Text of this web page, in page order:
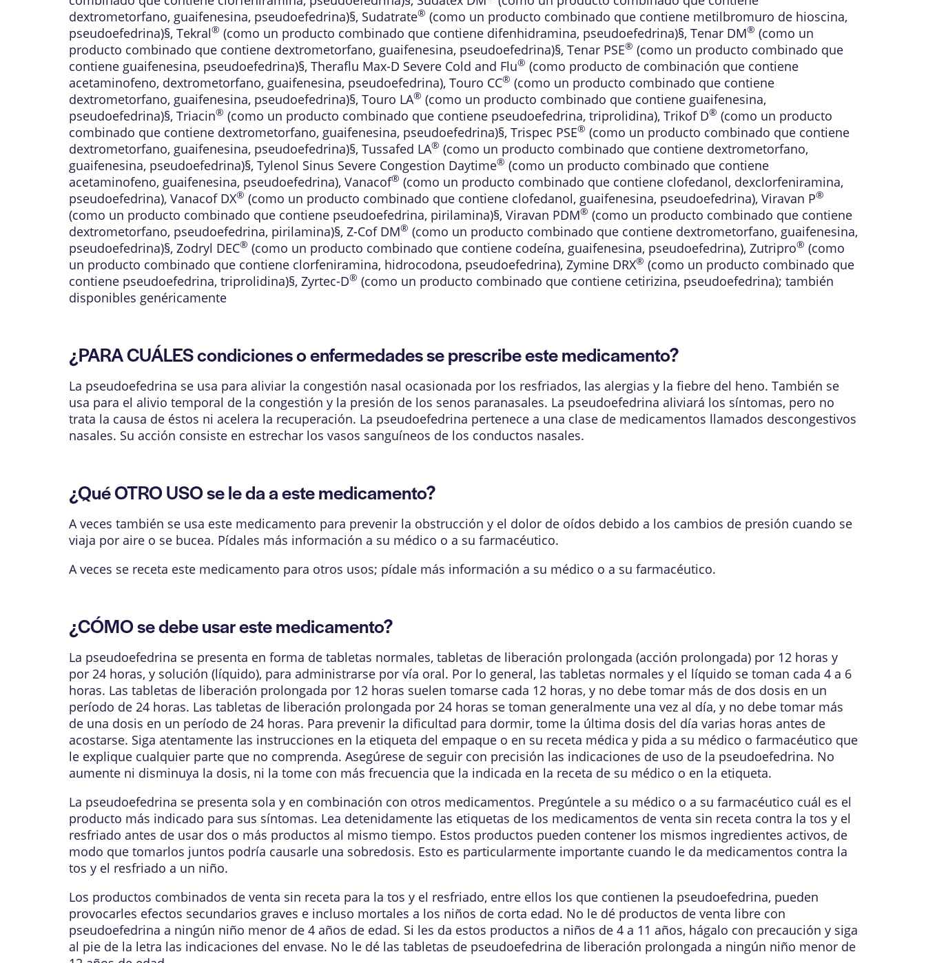
dextrometorfano, guaifenesina, pseudoefedrina)§, Sudatrate® (como un producto combinado que contiene metilbromuro de hioscina,
pseudoefedrina)§, Tekral® (como un producto combinado que contiene difenhidramina, pseudoefedrina)§, Tenar DM® (como un
producto combinado que contiene dextrometorfano, guaifenesina, pseudoefedrina)§, Tenar PSE® (como un producto combinado que
contiene guaifenesina, pseudoefedrina)§, Theraflu Max-D Severe Cold and Flu® (como producto de combinación que contiene
acetaminofeno, dextrometorfano, guaifenesina, pseudoefedrina), Touro CC® (como un producto combinado que contiene
dextrometorfano, guaifenesina, pseudoefedrina)§, Touro LA® (como un producto combinado que contiene guaifenesina,
pseudoefedrina)§, Triacin® (como un producto combinado que contiene pseudoefedrina, triprolidina), Trikof D® (como un producto
combinado que contiene dextrometorfano, guaifenesina, pseudoefedrina)§, Trispec PSE® (como un producto combinado que contiene
dextrometorfano, guaifenesina, pseudoefedrina)§, Tussafed LA® (como un producto combinado que contiene dextrometorfano,
guaifenesina, pseudoefedrina)§, Tylenol Sinus Severe Congestion Daytime® (como un producto combinado que contiene
acetaminofeno, guaifenesina, pseudoefedrina), Vanacof® (como un producto combinado que contiene clofedanol, dexclorfeniramina,
pseudoefedrina), Vanacof DX® (como un producto combinado que contiene clofedanol, guaifenesina, pseudoefedrina), Viravan P®
(como un producto combinado que contiene pseudoefedrina, pirilamina)§, Viravan PDM® (como un producto combinado que contiene
dextrometorfano, pseudoefedrina, pirilamina)§, Z-Cof DM® (como un producto combinado que contiene dextrometorfano, guaifenesina,
pseudoefedrina)§, Zodryl DEC® (como un producto combinado que contiene codeína, guaifenesina, pseudoefedrina), Zutripro® (como
un producto combinado que contiene clorfeniramina, hidrocodona, pseudoefedrina), Zymine DRX® (como un producto combinado que
contiene pseudoefedrina, triprolidina)§, Zyrtec-D® (como un producto combinado que contiene cetirizina, pseudoefedrina); también
disponibles genéricamente
¿PARA CUÁLES condiciones o enfermedades se prescribe este medicamento?
La pseudoefedrina se usa para aliviar la congestión nasal ocasionada por los resfriados, las alergias y la fiebre del heno. También se
usa para el alivio temporal de la congestión y la presión de los senos paranasales. La pseudoefedrina aliviará los síntomas, pero no
trata la causa de éstos ni acelera la recuperación. La pseudoefedrina pertenece a una clase de medicamentos llamados descongestivos
nasales. Su acción consiste en estrechar los vasos sanguíneos de los conductos nasales.
¿Qué OTRO USO se le da a este medicamento?
A veces también se usa este medicamento para prevenir la obstrucción y el dolor de oídos debido a los cambios de presión cuando se
viaja por aire o se bucea. Pídales más información a su médico o a su farmacéutico.
A veces se receta este medicamento para otros usos; pídale más información a su médico o a su farmacéutico.
¿CÓMO se debe usar este medicamento?
La pseudoefedrina se presenta en forma de tabletas normales, tabletas de liberación prolongada (acción prolongada) por 12 horas y
por 24 horas, y solución (líquido), para administrarse por vía oral. Por lo general, las tabletas normales y el líquido se toman cada 4 a 6
horas. Las tabletas de liberación prolongada por 12 horas suelen tomarse cada 12 horas, y no debe tomar más de dos dosis en un
período de 24 horas. Las tabletas de liberación prolongada por 24 horas se toman generalmente una vez al día, y no debe tomar más
de una dosis en un período de 24 horas. Para prevenir la dificultad para dormir, tome la última dosis del día varias horas antes de
acostarse. Siga atentamente las instrucciones en la etiqueta del empaque o en su receta médica y pida a su médico o farmacéutico que
le explique cualquier parte que no comprenda. Asegúrese de seguir con precisión las indicaciones de uso de la pseudoefedrina. No
aumente ni disminuya la dosis, ni la tome con más frecuencia que la indicada en la receta de su médico o en la etiqueta.
La pseudoefedrina se presenta sola y en combinación con otros medicamentos. Pregúntele a su médico o a su farmacéutico cuál es el
producto más indicado para sus síntomas. Lea detenidamente las etiquetas de los medicamentos de venta sin receta contra la tos y el
resfriado antes de usar dos o más productos al mismo tiempo. Estos productos pueden contener los mismos ingredientes activos, de
modo que tomarlos juntos podría causarle una sobredosis. Esto es particularmente importante cuando le da medicamentos contra la
tos y el resfriado a un niño.
Los productos combinados de venta sin receta para la tos y el resfriado, entre ellos los que contienen la pseudoefedrina, pueden
provocarles efectos secundarios graves e incluso mortales a los niños de corta edad. No le dé productos de venta libre con
pseudoefedrina a ningún niño menor de 4 años de edad. Si les da estos productos a niños de 4 a 11 años, hágalo con precaución y siga
al pie de la letra las indicaciones del envase. No le dé las tabletas de pseudoefedrina de liberación prolongada a ningún niño menor de